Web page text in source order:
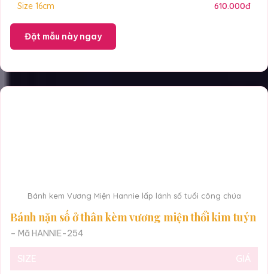
Size 16cm 610.000đ
Đặt mẫu này ngay
Bánh kem Vương Miện Hannie lấp lánh số tuổi công chúa
Bánh nặn số ở thân kèm vương miện thổi kim tuýn
– Mã HANNIE-254
SIZE GIÁ